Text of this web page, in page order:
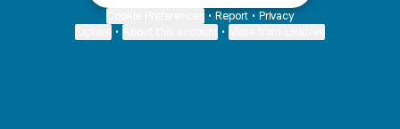
• Report • Privacy
• •